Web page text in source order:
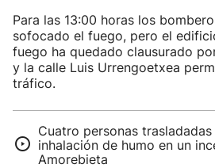
Para las 13:00 horas los
sofocado el fuego, pero el
fuego ha quedado clausurado
y la calle Luis Urrengoetxea
tráfico.
Cuatro personas
inhalación de humo en un
Amorebieta